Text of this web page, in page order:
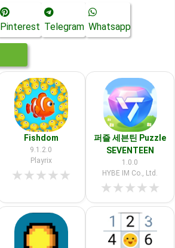
Pinterest Telegram Whatsapp
Fishdom
9.1.2.0
Playrix
★★★★★
퍼즐 세븐틴 Puzzle
SEVENTEEN
1.0.0
HYBE IM Co., Ltd.
★★★★★